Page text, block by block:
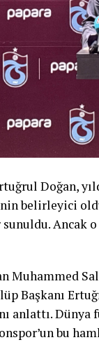
Doğan,
belirleyici
Ancak o
Muhammed
Başkanı
anlattı.
bu